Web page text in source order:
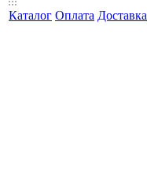
Каталог Оплата Доставка